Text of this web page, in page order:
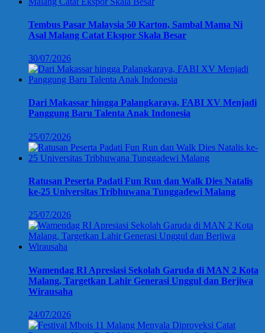
Tembus Pasar Malaysia 50 Karton, Sambal Mama Ni
Asal Malang Catat Ekspor Skala Besar
30/07/2026
Dari Makassar hingga Palangkaraya, FABI XV Menjadi
Panggung Baru Talenta Anak Indonesia
25/07/2026
Ratusan Peserta Padati Fun Run dan Walk Dies Natalis
ke-25 Universitas Tribhuwana Tunggadewi Malang
25/07/2026
Wamendag RI Apresiasi Sekolah Garuda di MAN 2 Kota
Malang, Targetkan Lahir Generasi Unggul dan Berjiwa
Wirausaha
24/07/2026